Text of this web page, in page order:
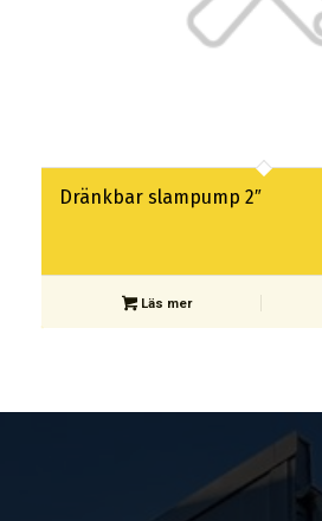
Dränkbar slampump 2″
Läs mer